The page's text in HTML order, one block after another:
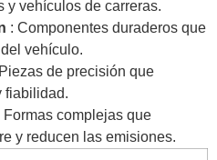
y vehículos de carreras.
: Componentes duraderos que
vehículo.
de precisión que
fiabilidad.
Formas complejas que
y reducen las emisiones.